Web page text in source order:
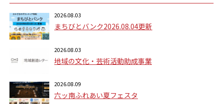
2026.08.03
まちびとバンク2026.08.04更新
2026.08.03
地域の文化・芸術活動助成事業
2026.08.09
六ッ南ふれあい夏フェスタ